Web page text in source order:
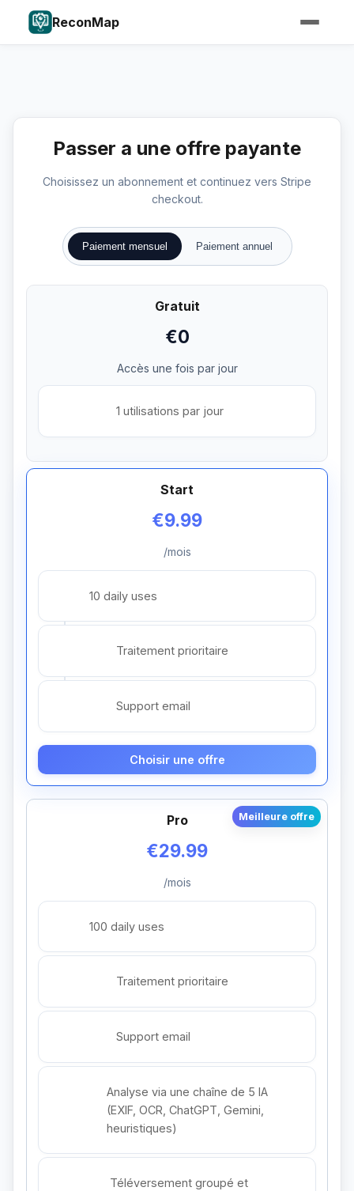
ReconMap
Passer a une offre payante
Choisissez un abonnement et continuez vers Stripe
checkout.
Paiement mensuel Paiement annuel
Gratuit
€0
Accès une fois par jour
1 utilisations par jour
Start
€9.99
/mois
10 daily uses
Traitement prioritaire
Support email
Choisir une offre
Pro
€29.99
/mois
100 daily uses
Traitement prioritaire
Support email
Analyse via une chaîne de 5 IA
(EXIF, OCR, ChatGPT, Gemini,
heuristiques)
Téléversement groupé et
Meilleure offre